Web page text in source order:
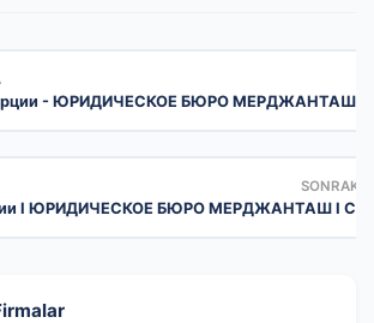
- ЮРИДИЧЕСКОЕ БЮРО МЕРДЖАНТАШ -
SONRAKI
I ЮРИДИЧЕСКОЕ БЮРО МЕРДЖАНТАШ I